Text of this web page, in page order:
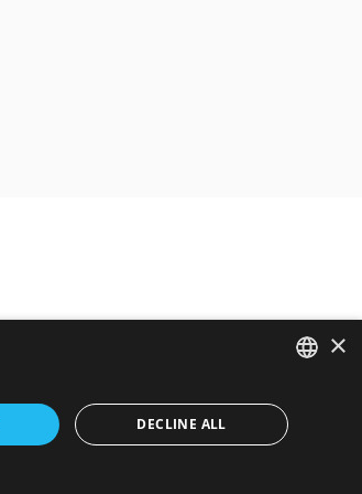
ENGLISH
FRENCH
×
DECLINE ALL